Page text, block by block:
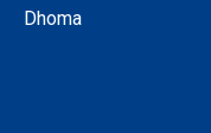
Dhoma